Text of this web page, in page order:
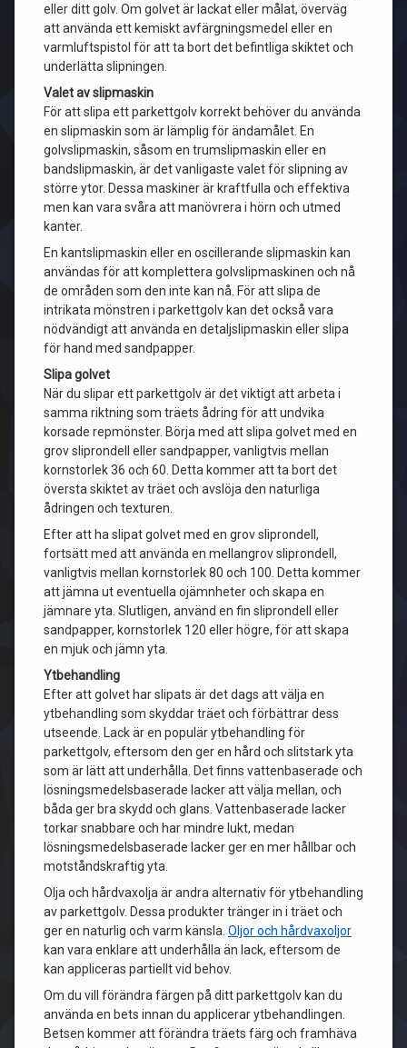
eller ditt golv. Om golvet är lackat eller målat, överväg
att använda ett kemiskt avfärgningsmedel eller en
varmluftspistol för att ta bort det befintliga skiktet och
underlätta slipningen.
Valet av slipmaskin
För att slipa ett parkettgolv korrekt behöver du använda
en slipmaskin som är lämplig för ändamålet. En
golvslipmaskin, såsom en trumslipmaskin eller en
bandslipmaskin, är det vanligaste valet för slipning av
större ytor. Dessa maskiner är kraftfulla och effektiva
men kan vara svåra att manövrera i hörn och utmed
kanter.
En kantslipmaskin eller en oscillerande slipmaskin kan
användas för att komplettera golvslipmaskinen och nå
de områden som den inte kan nå. För att slipa de
intrikata mönstren i parkettgolv kan det också vara
nödvändigt att använda en detaljslipmaskin eller slipa
för hand med sandpapper.
Slipa golvet
När du slipar ett parkettgolv är det viktigt att arbeta i
samma riktning som träets ådring för att undvika
korsade repmönster. Börja med att slipa golvet med en
grov sliprondell eller sandpapper, vanligtvis mellan
kornstorlek 36 och 60. Detta kommer att ta bort det
översta skiktet av träet och avslöja den naturliga
ådringen och texturen.
Efter att ha slipat golvet med en grov sliprondell,
fortsätt med att använda en mellangrov sliprondell,
vanligtvis mellan kornstorlek 80 och 100. Detta kommer
att jämna ut eventuella ojämnheter och skapa en
jämnare yta. Slutligen, använd en fin sliprondell eller
sandpapper, kornstorlek 120 eller högre, för att skapa
en mjuk och jämn yta.
Ytbehandling
Efter att golvet har slipats är det dags att välja en
ytbehandling som skyddar träet och förbättrar dess
utseende. Lack är en populär ytbehandling för
parkettgolv, eftersom den ger en hård och slitstark yta
som är lätt att underhålla. Det finns vattenbaserade och
lösningsmedelsbaserade lacker att välja mellan, och
båda ger bra skydd och glans. Vattenbaserade lacker
torkar snabbare och har mindre lukt, medan
lösningsmedelsbaserade lacker ger en mer hållbar och
motståndskraftig yta.
Olja och hårdvaxolja är andra alternativ för ytbehandling
av parkettgolv. Dessa produkter tränger in i träet och
ger en naturlig och varm känsla. Oljor och hårdvaxoljor
kan vara enklare att underhålla än lack, eftersom de
kan appliceras partiellt vid behov.
Om du vill förändra färgen på ditt parkettgolv kan du
använda en bets innan du applicerar ytbehandlingen.
Betsen kommer att förändra träets färg och framhäva